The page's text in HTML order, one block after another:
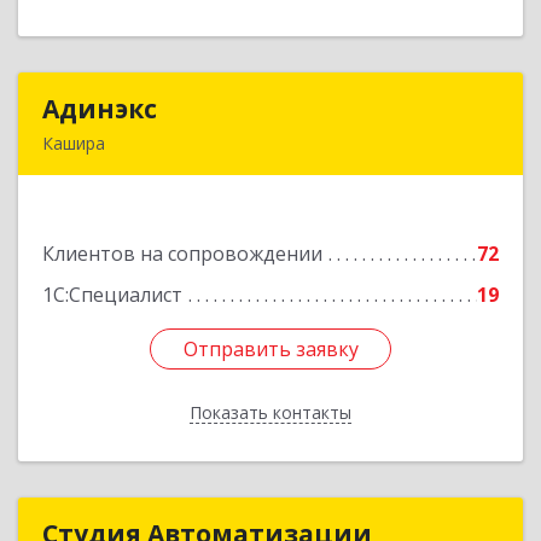
Адинэкс
Кашира
Клиентов на сопровождении
72
1С:Специалист
19
Отправить заявку
Показать контакты
Подробнее
Отправить заявку
Назад
Студия Автоматизации
Студия Автоматизации